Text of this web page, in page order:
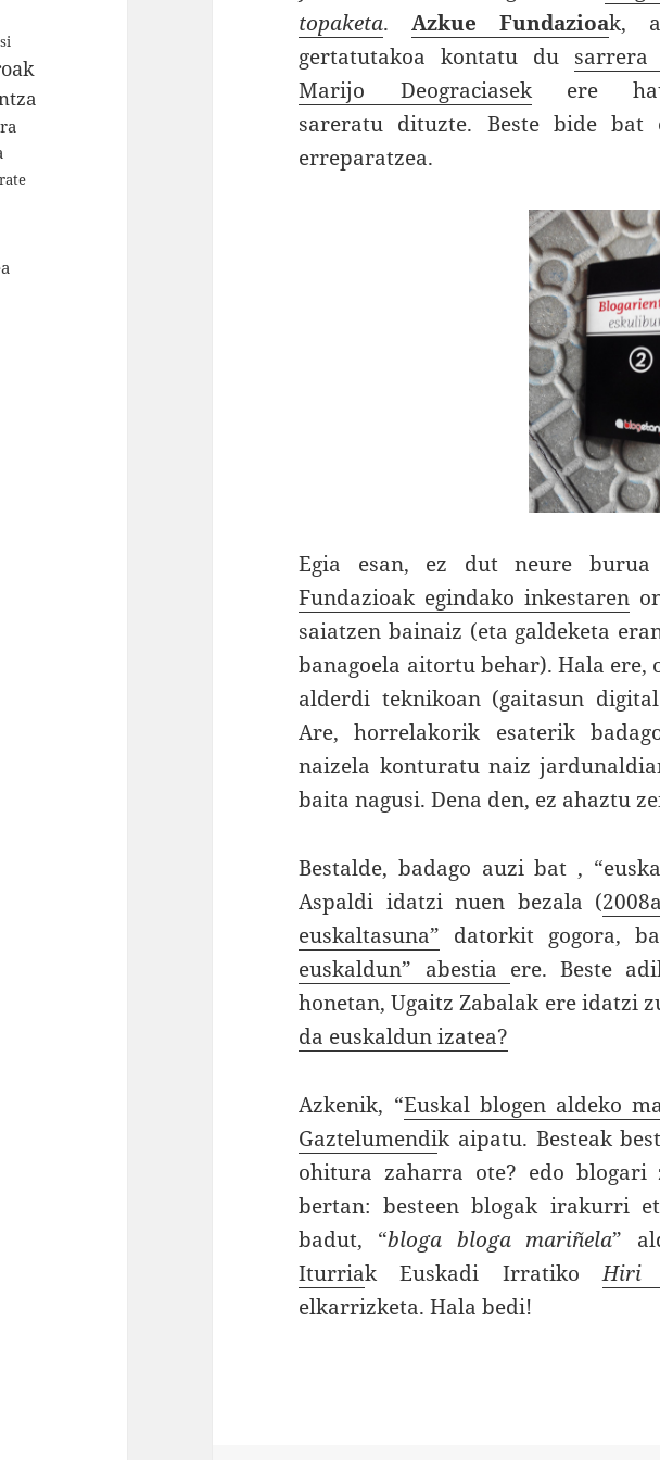
topaketa.Azkue Fundazioak,
gertatutakoa kontatu du sarrera
Marijo Deograciasekere
sareratu dituzte. Beste bide bat
erreparatzea.
Egia esan, ez dut neure
Fundazioak egindako inkestaren
saiatzen bainaiz (eta galdeketa
banagoela aitortu behar). Hala
alderdi teknikoan (gaitasun
Are, horrelakorik esaterik
naizela konturatu naiz
baita nagusi. Dena den, ez ahaztu
Bestalde, badago auzi bat ,
Aspaldi idatzi nuen bezala (
euskaltasuna” datorkit gogora,
euskaldun” abestia ere. Beste
honetan, Ugaitz Zabalak ere idatzi
da euskaldun izatea?
Azkenik, “Euskal blogen aldeko
Gaztelumendik aipatu. Besteak
ohitura zaharra ote? edo blogari
bertan: besteen blogak irakurri
badut, “bloga bloga mariñela”
Iturriak Euskadi IrratikoHiri
elkarrizketa. Hala bedi!